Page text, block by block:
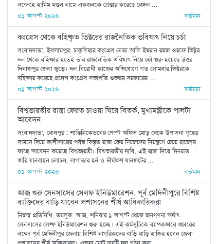
সন্দেহে হামিম মণ্ডল নামে একজনকে গ্রেপ্তার করেছে বেঙ্গল ...
০১ আগস্ট ২০২৬
বর্তমান
কংগ্রেস থেকে বহিষ্কৃত ভিক্টরের রাজনৈতিক ভবিষ্যৎ নিয়ে চর্চা
সংবাদদাতা, ইসলামপুর: চাকুলিয়ার কংগ্রেস নেতা আলি ইমরান রমজ ওরফে ভিক্টর
দল থেকে বহিষ্কার হতেই তাঁর রাজনৈতিক ভবিষ্যৎ নিয়ে চর্চা শুরু হয়েছে উত্তর
দিনাজপুর জেলা জুড়ে। দল বিরোধী কাজের অভিযোগে গত সোমবার ভিক্টরকে
বহিষ্কার করেছে প্রদেশ কংগ্রেস সভাপতি শুভঙ্কর সরকারের ...
০১ আগস্ট ২০২৬
বর্তমান
বিশ্বভারতীর রাস্তা ফেরত চাওয়া ঘিরে বিতর্ক, মুখ্যমন্ত্রীকে পালটা
আবেদন
সংবাদদাতা, বোলপুর : শান্তিনিকেতনের পোস্ট অফিস মোড় থেকে উপাসনা গৃহের
সামনে দিয়ে কালীসায়ের পর্যন্ত বিস্তৃত রাস্তা ফের নিজেদের নিয়ন্ত্রণে চেয়ে রাজ্যের
কাছে আবেদন করেছে বিশ্বভারতী। বিশ্বভারতীর দাবি, এই রাস্তা দিয়ে দিনরাত
ভারি যানবাহন চলাচল, লাগাতার হর্ন ও দীর্ঘক্ষণ যানজটের ...
০১ আগস্ট ২০২৬
বর্তমান
আজ শুরু সেনসাসের সেলফ ইনিউমারেশন, পূর্ব মেদিনীপুরে বিশিষ্ট
ব্যক্তিদের বাড়ি যাবেন প্রশাসনের শীর্ষ আধিকারিকরা
নিজস্ব প্রতিনিধি, তমলুক: আজ, শনিবার ১ আগস্ট থেকে জনগণনা অর্থাৎ
সেনসাসের সেল্ফ ইনিউমারেশন শুরু হচ্ছে। এই কর্মসূচিকে ব্যাপকভাবে প্রচারের
লক্ষ্যে পূর্ব মেদিনীপুর জেলায় বিশিষ্ট নাগরিকদের বাড়ি বাড়ি হাজির হবেন জেলা